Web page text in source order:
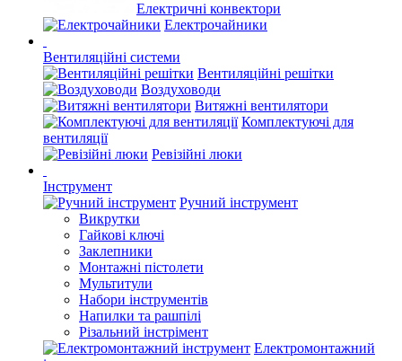
Електричні конвектори
Електрочайники
Вентиляційні системи
Вентиляційні решітки
Воздуховоди
Витяжні вентилятори
Комплектуючі для
вентиляції
Ревізійні люки
Інструмент
Ручний інструмент
Викрутки
Гайкові ключі
Заклепники
Монтажні пістолети
Мультитули
Набори інструментів
Напилки та рашпілі
Різальний інстрімент
Електромонтажний